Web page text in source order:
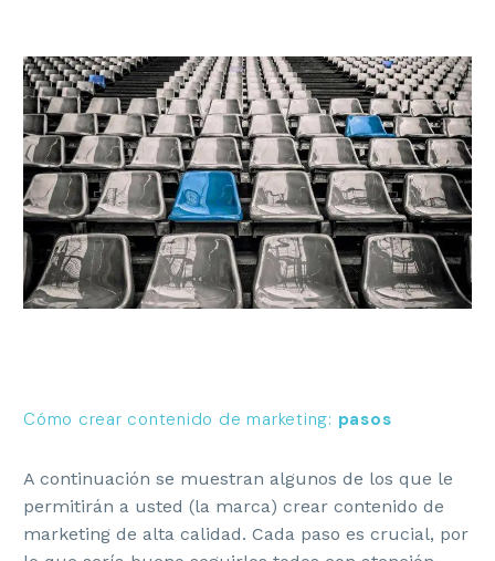
Cómo crear contenido de marketing: pasos
A continuación se muestran algunos de los que le
permitirán a usted (la marca) crear contenido de
marketing de alta calidad. Cada paso es crucial, por